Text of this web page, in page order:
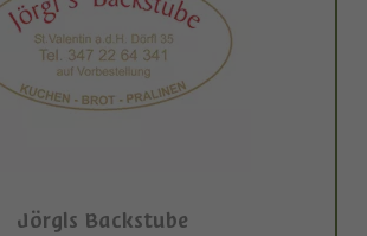
Jörgls Backstube